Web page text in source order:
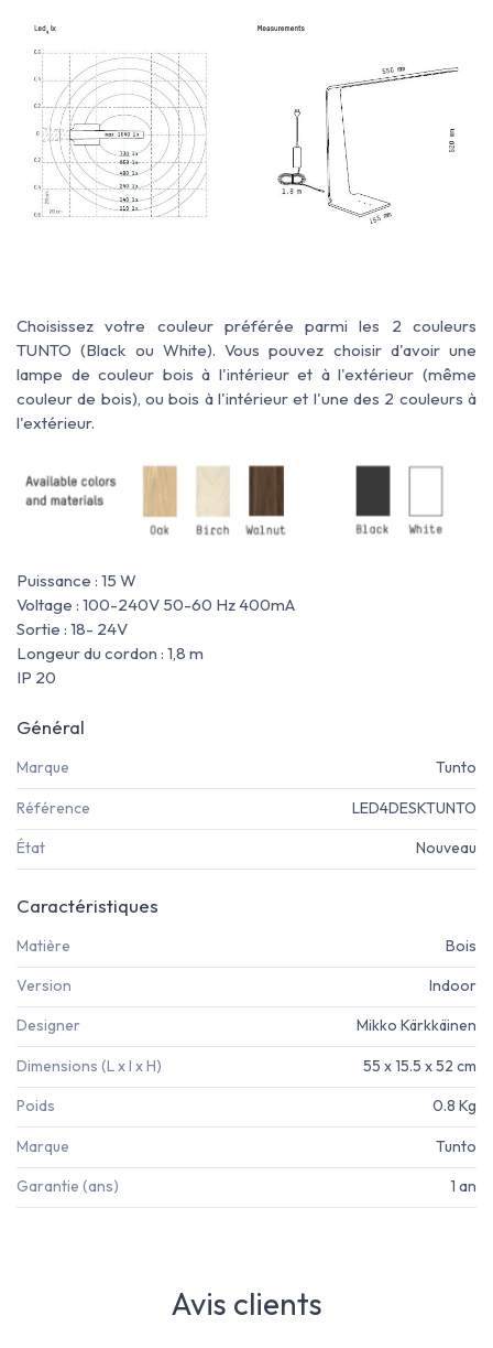
Choisissez votre couleur préférée parmi les 2 couleurs
TUNTO (Black ou White). Vous pouvez choisir d'avoir une
lampe de couleur bois à l'intérieur et à l'extérieur (même
couleur de bois), ou bois à l'intérieur et l'une des 2 couleurs à
l'extérieur.
Puissance : 15 W
Voltage : 100-240V 50-60 Hz 400mA
Sortie : 18- 24V
Longeur du cordon : 1,8 m
IP 20
Général
Marque Tunto
Référence LED4DESKTUNTO
État Nouveau
Caractéristiques
Matière Bois
Version Indoor
Designer Mikko Kärkkäinen
Dimensions (L x l x H) 55 x 15.5 x 52 cm
Poids 0.8 Kg
Marque Tunto
Garantie (ans) 1 an
Avis clients